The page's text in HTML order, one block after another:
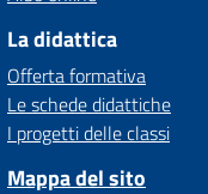
La didattica
Offerta formativa
Le schede didattiche
I progetti delle classi
Mappa del sito